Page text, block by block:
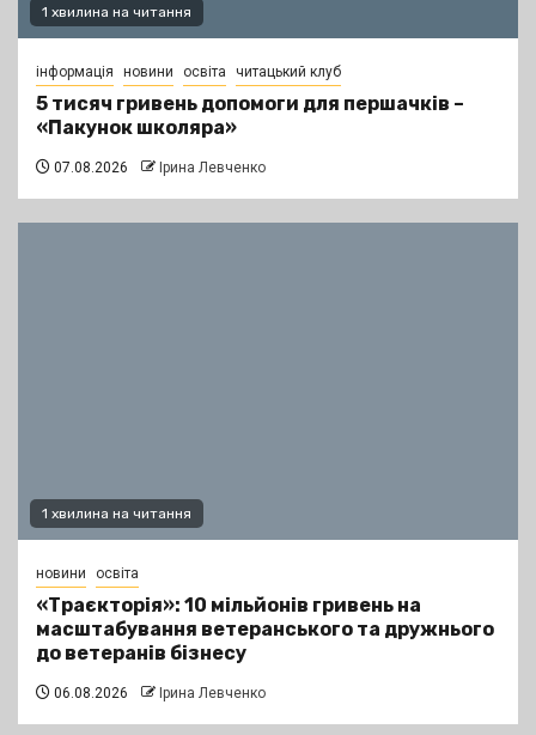
1 хвилина на читання
інформація новини освіта читацький клуб
5 тисяч гривень допомоги для першачків –
«Пакунок школяра»
07.08.2026 Ірина Левченко
1 хвилина на читання
новини освіта
«Траєкторія»: 10 мільйонів гривень на
масштабування ветеранського та дружнього
до ветеранів бізнесу
06.08.2026 Ірина Левченко